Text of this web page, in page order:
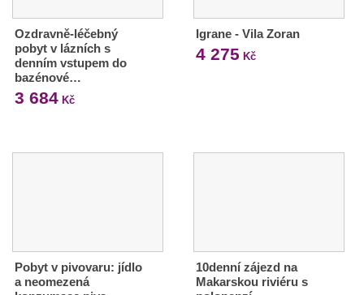
Ozdravně-léčebný
pobyt v lázních s
denním vstupem do
bazénové…
3 684 Kč
Igrane - Vila Zoran
4 275 Kč
Pobyt v pivovaru: jídlo
a neomezená
10denní zájezd na
Makarskou riviéru s